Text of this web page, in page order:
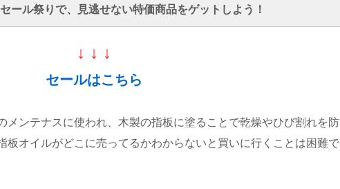
ール祭りで、見逃せない特価商品をゲットしよう！
↓ ↓ ↓
セールはこちら
メンテナスに使われ、木製の指板に塗ることで乾燥やひび割れを防
板オイルがどこに売ってるかわからないと買いに行くことは困難で